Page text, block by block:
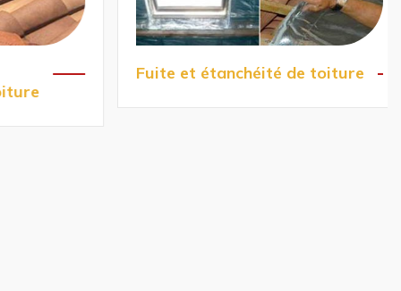
Fuite et étanchéité de toiture